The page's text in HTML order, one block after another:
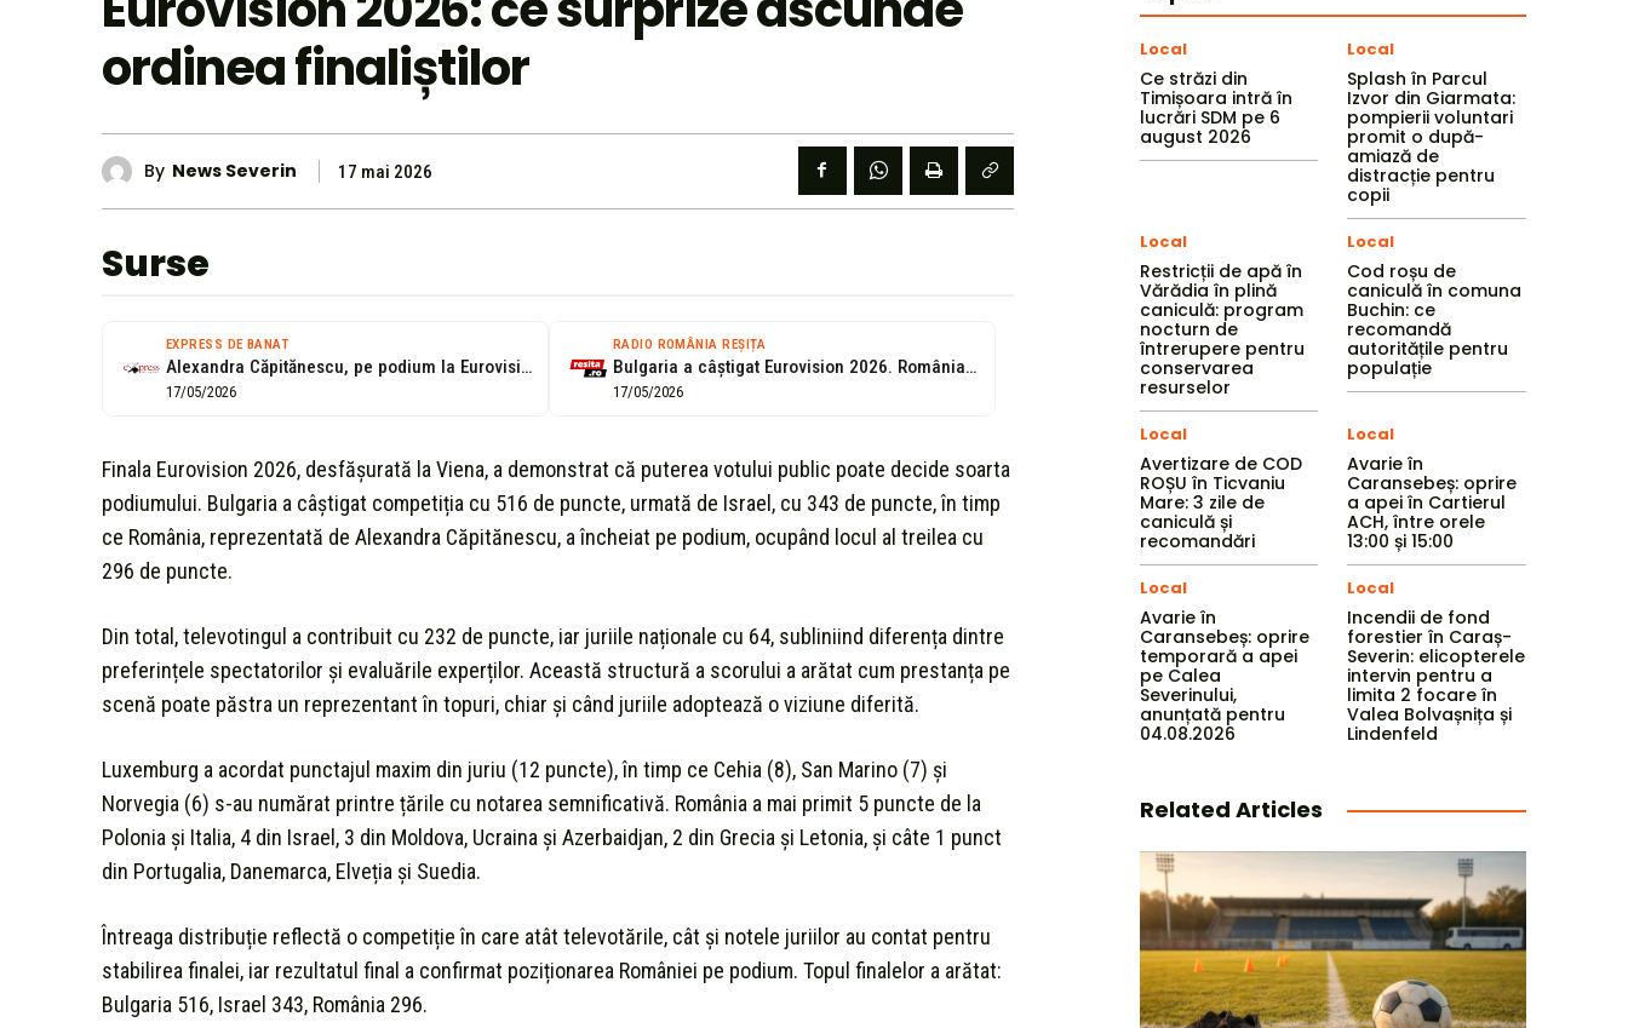
ordinea finaliștilor
By News Severin 17 mai 2026
Surse
EXPRESS DE BANAT
Alexandra Căpitănescu, pe podium la Eurovision Song Contest după votul masiv al...
17/05/2026
RADIO ROMÂNIA REȘIȚA
Bulgaria a câștigat Eurovision 2026. România pe locul al treilea
17/05/2026
Finala Eurovision 2026, desfășurată la Viena, a demonstrat că puterea votului public poate decide soarta
podiumului. Bulgaria a câștigat competiția cu 516 de puncte, urmată de Israel, cu 343 de puncte, în timp
ce România, reprezentată de Alexandra Căpitănescu, a încheiat pe podium, ocupând locul al treilea cu
296 de puncte.
Din total, televotingul a contribuit cu 232 de puncte, iar juriile naționale cu 64, subliniind diferența dintre
preferințele spectatorilor și evaluările experților. Această structură a scorului a arătat cum prestanța pe
scenă poate păstra un reprezentant în topuri, chiar și când juriile adoptează o viziune diferită.
Luxemburg a acordat punctajul maxim din juriu (12 puncte), în timp ce Cehia (8), San Marino (7) și
Norvegia (6) s-au numărat printre țările cu notarea semnificativă. România a mai primit 5 puncte de la
Polonia și Italia, 4 din Israel, 3 din Moldova, Ucraina și Azerbaidjan, 2 din Grecia și Letonia, și câte 1 punct
din Portugalia, Danemarca, Elveția și Suedia.
Întreaga distribuție reflectă o competiție în care atât televotările, cât și notele juriilor au contat pentru
stabilirea finalei, iar rezultatul final a confirmat poziționarea României pe podium. Topul finalelor a arătat:
Bulgaria 516, Israel 343, România 296.
Local
Ce străzi din
Timișoara intră în
lucrări SDM pe 6
august 2026
Local
Splash în Parcul
Izvor din Giarmata:
pompierii voluntari
promit o după-
amiază de
distracție pentru
copii
Local
Restricții de apă în
Vărădia în plină
caniculă: program
nocturn de
întrerupere pentru
conservarea
resurselor
Local
Cod roșu de
caniculă în comuna
Buchin: ce
recomandă
autoritățile pentru
populație
Local
Avertizare de COD
ROȘU în Ticvaniu
Mare: 3 zile de
caniculă și
recomandări
Local
Avarie în
Caransebeș: oprire
a apei în Cartierul
ACH, între orele
13:00 și 15:00
Local
Avarie în
Caransebeș: oprire
temporară a apei
pe Calea
Severinului,
anunțată pentru
04.08.2026
Local
Incendii de fond
forestier în Caraș-
Severin: elicopterele
intervin pentru a
limita 2 focare în
Valea Bolvașnița și
Lindenfeld
Related Articles